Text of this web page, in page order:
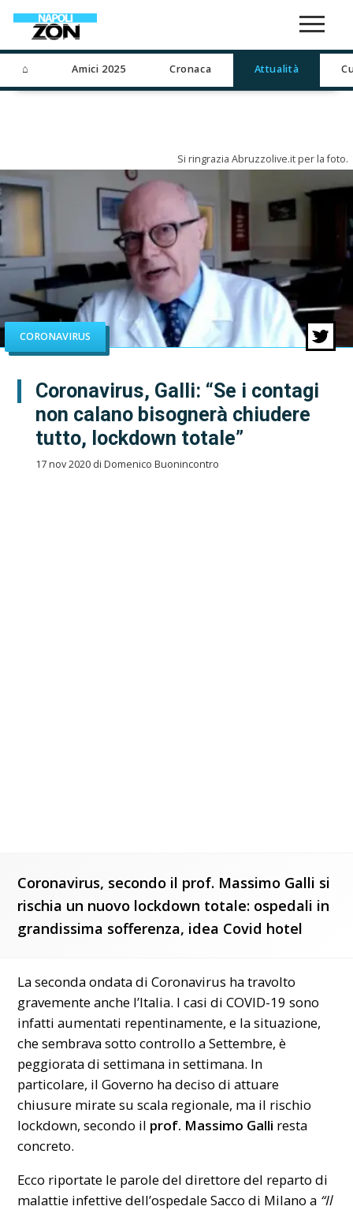
⌂ Amici 2025 Cronaca Attualità
Si ringrazia Abruzzolive.it per la foto.
CORONAVIRUS
Coronavirus, Galli: “Se i contagi
non calano bisognerà chiudere
tutto, lockdown totale”
17 nov 2020 di Domenico Buonincontro
Coronavirus, secondo il prof. Massimo Galli si
rischia un nuovo lockdown totale: ospedali in
grandissima sofferenza, idea Covid hotel
La seconda ondata di Coronavirus ha travolto
gravemente anche l’Italia. I casi di COVID-19 sono
infatti aumentati repentinamente, e la situazione,
che sembrava sotto controllo a Settembre, è
peggiorata di settimana in settimana. In
particolare, il Governo ha deciso di attuare
chiusure mirate su scala regionale, ma il rischio
lockdown, secondo il prof. Massimo Galli resta
concreto.
Ecco riportate le parole del direttore del reparto di
malattie infettive dell’ospedale Sacco di Milano a “Il